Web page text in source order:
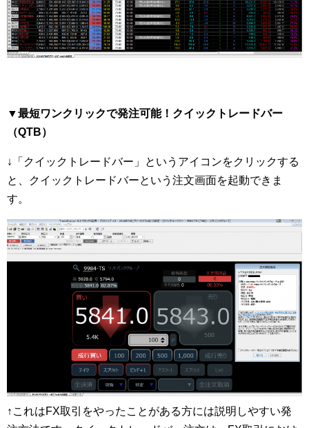
▼最短ワンクリックで発注可能！クイックトレードバー
（QTB）
↓「クイックトレードバー」というアイコンをクリックする
と、クイックトレードバーという注文画面を起動できま
す。
↑これはFX取引をやったことがある方には説明しやすい発